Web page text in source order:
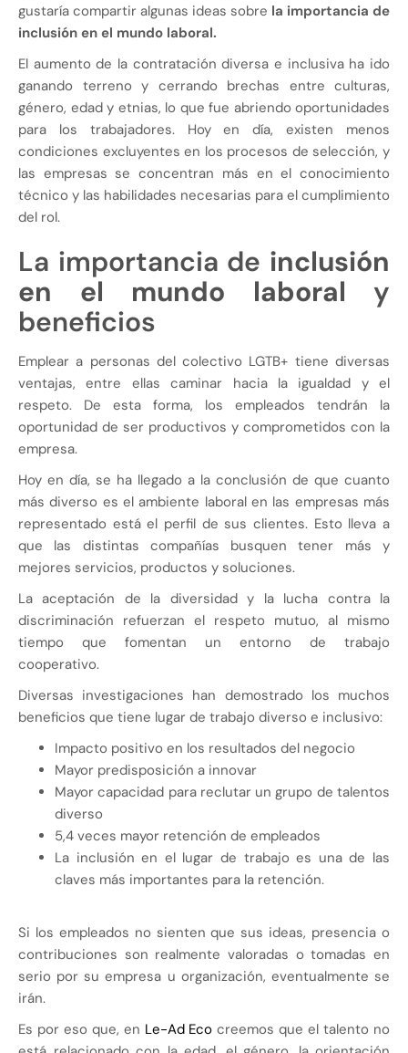
gustaría compartir algunas ideas sobre la importancia de
inclusión en el mundo laboral.
El aumento de la contratación diversa e inclusiva ha ido
ganando terreno y cerrando brechas entre culturas,
género, edad y etnias, lo que fue abriendo oportunidades
para los trabajadores. Hoy en día, existen menos
condiciones excluyentes en los procesos de selección, y
las empresas se concentran más en el conocimiento
técnico y las habilidades necesarias para el cumplimiento
del rol.
La importancia de inclusión
en el mundo laboral y
beneficios
Emplear a personas del colectivo LGTB+ tiene diversas
ventajas, entre ellas caminar hacia la igualdad y el
respeto. De esta forma, los empleados tendrán la
oportunidad de ser productivos y comprometidos con la
empresa.
Hoy en día, se ha llegado a la conclusión de que cuanto
más diverso es el ambiente laboral en las empresas más
representado está el perfil de sus clientes. Esto lleva a
que las distintas compañías busquen tener más y
mejores servicios, productos y soluciones.
La aceptación de la diversidad y la lucha contra la
discriminación refuerzan el respeto mutuo, al mismo
tiempo que fomentan un entorno de trabajo
cooperativo.
Diversas investigaciones han demostrado los muchos
beneficios que tiene lugar de trabajo diverso e inclusivo:
Impacto positivo en los resultados del negocio
Mayor predisposición a innovar
Mayor capacidad para reclutar un grupo de talentos
diverso
5,4 veces mayor retención de empleados
La inclusión en el lugar de trabajo es una de las
claves más importantes para la retención.
Si los empleados no sienten que sus ideas, presencia o
contribuciones son realmente valoradas o tomadas en
serio por su empresa u organización, eventualmente se
irán.
Es por eso que, en Le-Ad Eco creemos que el talento no